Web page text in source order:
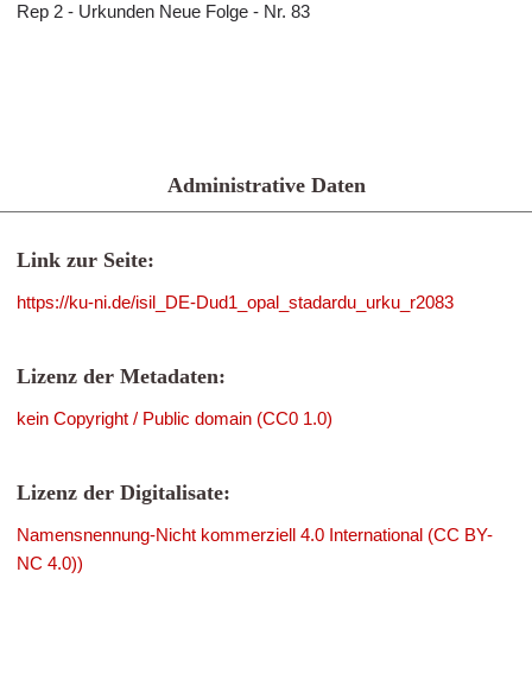
Rep 2 - Urkunden Neue Folge - Nr. 83
Administrative Daten
Link zur Seite:
https://ku-ni.de/isil_DE-Dud1_opal_stadardu_urku_r2083
Lizenz der Metadaten:
kein Copyright / Public domain (CC0 1.0)
Lizenz der Digitalisate:
Namensnennung-Nicht kommerziell 4.0 International (CC BY-
NC 4.0))